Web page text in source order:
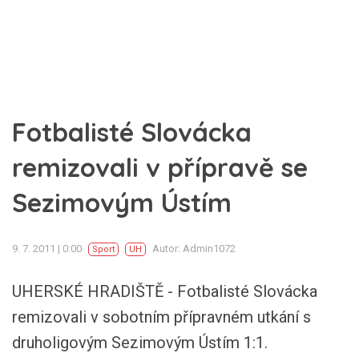
Fotbalisté Slovácka
remizovali v přípravě se
Sezimovým Ústím
9. 7. 2011 | 0:00 Sport UH Autor: Admin1072
UHERSKÉ HRADIŠTĚ - Fotbalisté Slovácka
remizovali v sobotním přípravném utkání s
druholigovým Sezimovým Ústím 1:1.